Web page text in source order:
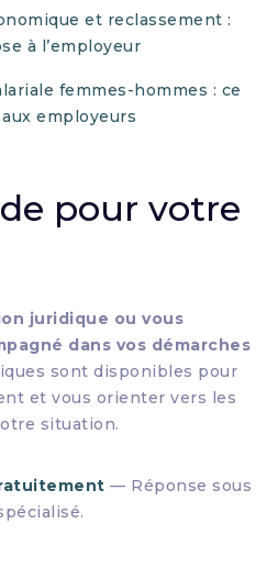
et reclassement :
à l’employeur
femmes-hommes : ce
employeurs
pour votre
juridique ou vous
dans vos démarches
sont disponibles pour
et vous orienter vers les
situation.
— Réponse sous